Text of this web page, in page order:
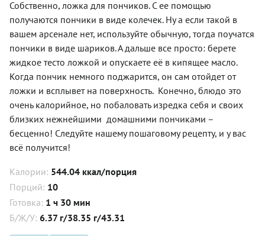
Собственно, ложка для пончиков. С ее помощью
получаются пончики в виде колечек. Ну а если такой в
вашем арсенале нет, используйте обычную, тогда поучатся
пончики в виде шариков.А дальше все просто: берете
жидкое тесто ложкой и опускаете её в кипящее масло.
Когда пончик немного поджарится, он сам отойдет от
ложки и всплывет на поверхность. Конечно, блюдо это
очень калорийное, но побаловать изредка себя и своих
близких нежнейшими домашними пончиками –
бесценно! Следуйте нашему пошаговому рецепту, и у вас
всё получится!
Калории: 544.04 ккал/порция
Порций: 10
Готовка: 1 ч 30 мин
Б/Ж/У: 6.37 г/38.35 г/43.31